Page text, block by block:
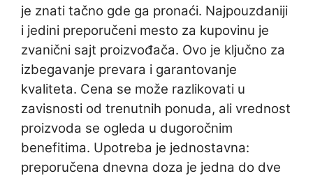
je znati tačno gde ga pronaći. Najpouzdaniji
i jedini preporučeni mesto za kupovinu je
zvanični sajt proizvođača. Ovo je ključno za
izbegavanje prevara i garantovanje
kvaliteta. Cena se može razlikovati u
zavisnosti od trenutnih ponuda, ali vrednost
proizvoda se ogleda u dugoročnim
benefitima. Upotreba je jednostavna:
preporučena dnevna doza je jedna do dve